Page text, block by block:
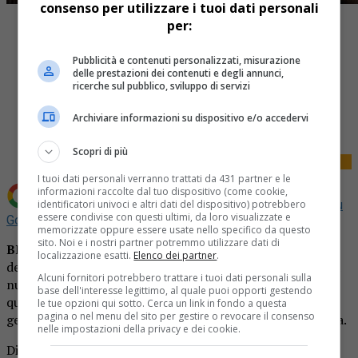
Tweet
Aggiungi La Provincia di Biella come Fonte preferita su
Google
BIELLA– Il governo sta studiano una nuova stretta. Sarà
decisa forse già nella giornata odierna per fare fronte alla
nuova impennata dei contagi. L’ipotesi più probabile è
quella di una zona gialla “rafforzata” da far scattare il 7
gennaio, quando tutte le Regioni torneranno in area gialla.
Di fatto si prenderà in prestito il modello delle feste
consenso per utilizzare i tuoi dati personali
per:
Pubblicità e contenuti personalizzati, misurazione
delle prestazioni dei contenuti e degli annunci,
ricerche sul pubblico, sviluppo di servizi
Archiviare informazioni su dispositivo e/o accedervi
Scopri di più
I tuoi dati personali verranno trattati da 431 partner e le
informazioni raccolte dal tuo dispositivo (come cookie,
identificatori univoci e altri dati del dispositivo) potrebbero
essere condivise con questi ultimi, da loro visualizzate e
memorizzate oppure essere usate nello specifico da questo
sito. Noi e i nostri partner potremmo utilizzare dati di
localizzazione esatti. Elenco dei partner.
Alcuni fornitori potrebbero trattare i tuoi dati personali sulla
base dell'interesse legittimo, al quale puoi opporti gestendo
le tue opzioni qui sotto. Cerca un link in fondo a questa
pagina o nel menu del sito per gestire o revocare il consenso
nelle impostazioni della privacy e dei cookie.